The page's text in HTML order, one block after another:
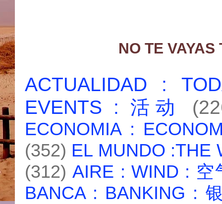
NO TE
ACTUALIDAD :
EVENTS : 活动
ECONOMIA :
(352) EL MUNDO :THE
(312) AIRE : WIND : 空
BANCA : BANKING :